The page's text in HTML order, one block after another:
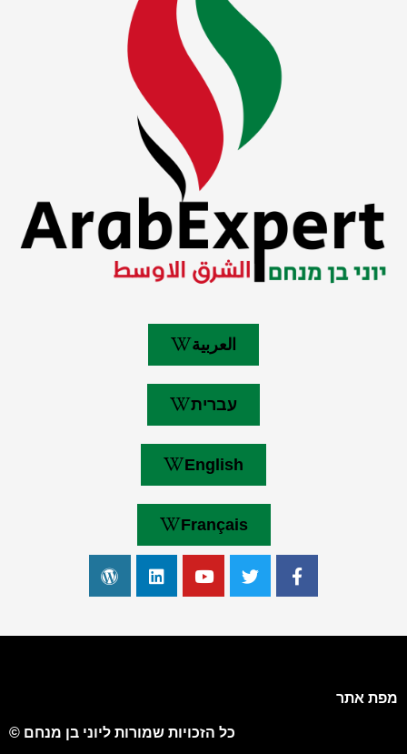
العربية
עברית
English
Français
מפת אתר
כל הזכויות שמורות ליוני בן מנחם ©